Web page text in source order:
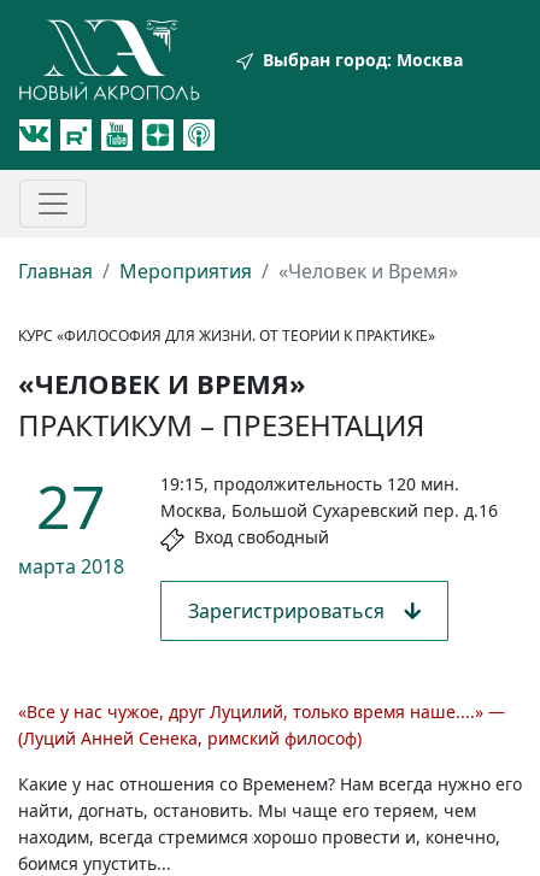
Выбран город: Москва
Главная Мероприятия «Человек и Время»
КУРС «ФИЛОСОФИЯ ДЛЯ ЖИЗНИ. ОТ ТЕОРИИ К ПРАКТИКЕ»
«ЧЕЛОВЕК И ВРЕМЯ»
ПРАКТИКУМ – ПРЕЗЕНТАЦИЯ
27
марта 2018
19:15, продолжительность 120 мин.
Москва, Большой Сухаревский пер. д.16
Вход свободный
Зарегистрироваться
«Все у нас чужое, друг Луцилий, только время наше....» —
(Луций Анней Сенека, римский философ)
Какие у нас отношения со Временем? Нам всегда нужно его
найти, догнать, остановить. Мы чаще его теряем, чем
находим, всегда стремимся хорошо провести и, конечно,
боимся упустить...